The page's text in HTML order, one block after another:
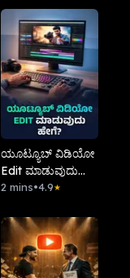
ಯೂಟ್ಯೂಬ್ ವಿಡಿಯೋ
Edit ಮಾಡುವುದು
ಹೇಗೆ ?
2 mins•4.9★